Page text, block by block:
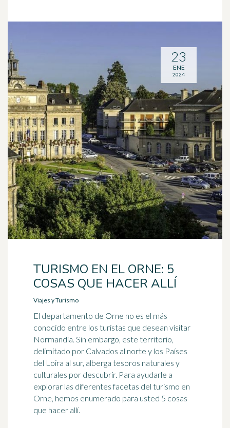
TURISMO EN EL ORNE: 5
COSAS QUE HACER ALLÍ
Viajes y Turismo
El departamento de Orne no es el más
conocido entre los turistas que desean visitar
Normandía. Sin embargo, este territorio,
delimitado por Calvados al norte y los Países
del Loira al sur, alberga tesoros naturales y
culturales por descubrir. Para ayudarle a
explorar las diferentes facetas del turismo en
Orne, hemos enumerado para usted 5 cosas
que hacer allí.
23
ENE
2024